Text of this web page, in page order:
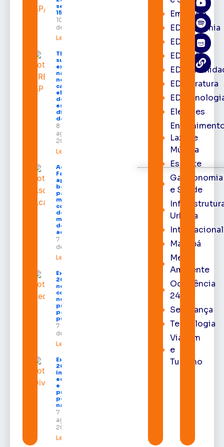
ser feito até
15 de agosto
10 de agosto
de 2026
Leia mais »
TRE-AP
suspende
expediente
na sede e
nos
cartórios
eleitorais
de todo o
estado nos
dias 10 e 11
de agosto
8 de
agosto de
2026
Leia mais »
Acácio
Favacho
apresenta
balanço
parcial do
mandato
com mais
de R$ 668
milhões
destinados
ao Amapá
7 de agosto
de 2026
Leia mais »
Expofeira
2026 começa
neste sábado
com shows,
negócios e
programação
para todos os
públicos
7 de agosto
de 2026
Leia mais »
Expofeira
2026
impulsiona
economia
e aumenta
procura
por hotéis
na capital
7 de
agosto de
2026
Leia mais »
Emprego
EDacademia
EDbrasília
EDcast
EDliteratura
Eleições
Lazer e
Música
Esporte
Gastronomia
e Saúde
Urbana
Internacional
Macapá
Meio
Ambiente
Ocorrência
24h
Segurança
Tecnologia
Viagem
e
Turismo